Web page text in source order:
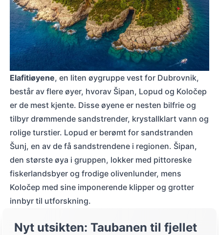
Luftfoto av øya Lokrum foran Dubrovnik, omgitt av klart, blått vann
Elafitiøyene, en liten øygruppe vest for Dubrovnik,
består av flere øyer, hvorav Šipan, Lopud og Koločep
er de mest kjente. Disse øyene er nesten bilfrie og
tilbyr drømmende sandstrender, krystallklart vann og
rolige turstier. Lopud er berømt for sandstranden
Šunj, en av de få sandstrendene i regionen. Šipan,
den største øya i gruppen, lokker med pittoreske
fiskerlandsbyer og frodige olivenlunder, mens
Koločep med sine imponerende klipper og grotter
innbyr til utforskning.
Nyt utsikten: Taubanen til fjellet